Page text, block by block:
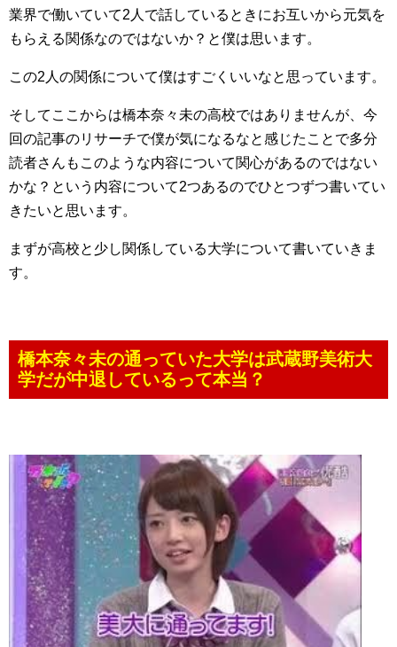
業界で働いていて2人で話しているときにお互いから元気を
もらえる関係なのではないか？と僕は思います。
この2人の関係について僕はすごくいいなと思っています。
そしてここからは橋本奈々未の高校ではありませんが、今
回の記事のリサーチで僕が気になるなと感じたことで多分
読者さんもこのような内容について関心があるのではない
かな？という内容について2つあるのでひとつずつ書いてい
きたいと思います。
まずが高校と少し関係している大学について書いていきま
す。
橋本奈々未の通っていた大学は武蔵野美術大
学だが中退しているって本当？